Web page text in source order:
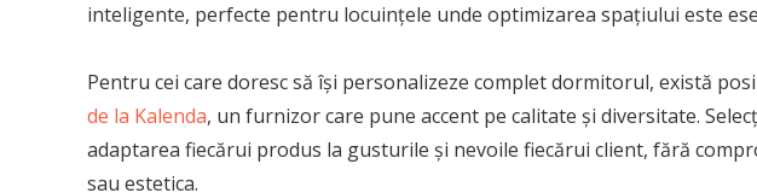
inteligente, perfecte pentru locuințele unde optimizarea spațiului este
Pentru cei care doresc să își personalizeze complet dormitorul, există
de la Kalenda, un furnizor care pune accent pe calitate și diversitate.
adaptarea fiecărui produs la gusturile și nevoile fiecărui client, fără
sau estetica.